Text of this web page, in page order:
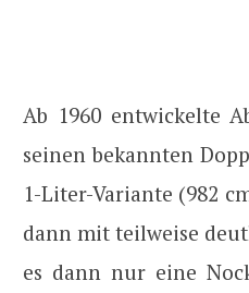
Ab 1960 entwickelte
seinen bekannten
1-Liter-Variante (982
dann mit teilweise
es dann nur eine